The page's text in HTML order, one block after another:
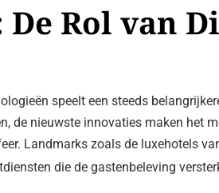
De Rol van
speelt een steeds
de nieuwste innovaties maken het
Landmarks zoals de luxehotels
die de gastenbeleving